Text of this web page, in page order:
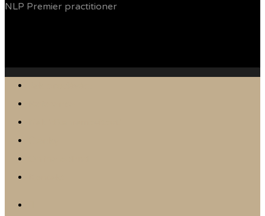
NLP Premier practitioner